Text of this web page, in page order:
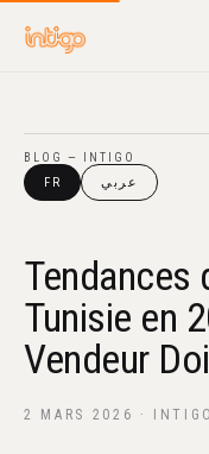
BLOG — INTIGO
FR عربي
Tendances
Tunisie en
Vendeur
2 MARS 2026 · INTIGO